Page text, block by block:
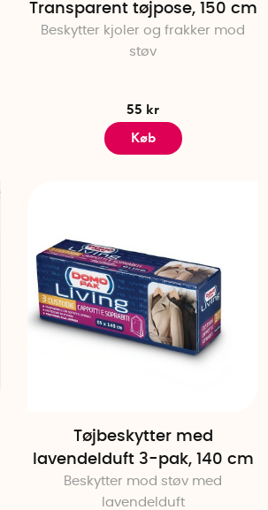
Transparent tøjpose, 150 cm
Beskytter kjoler og frakker mod
støv
55 kr
Køb
Tøjbeskytter med
lavendelduft 3-pak, 140 cm
Beskytter mod støv med
lavendelduft